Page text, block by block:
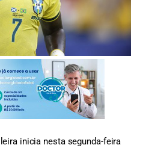
Ribeiro/CBF
inicia nesta segunda-feira